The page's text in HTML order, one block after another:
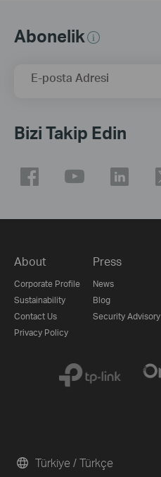
Abonelik
E-posta Adresi
Bizi Takip Edin
About
Corporate Profile
Sustainability
Contact Us
Privacy Policy
Press
News
Blog
Security Advisory
Türkiye / Türkçe